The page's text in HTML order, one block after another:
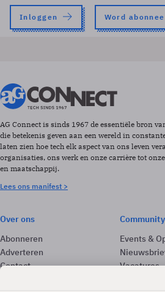
Inloggen Word abonnee
AG Connect is sinds 1967 de essentiële bron
die betekenis geven aan een wereld in
laten zien hoe tech elk aspect van ons leven
organisaties, ons werk en onze carrière tot
en maatschappij.
Lees ons manifest >
Over ons
Abonneren
Adverteren
Contact
Community
Events &
Vacatures